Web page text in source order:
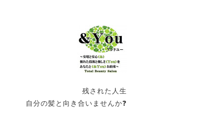
残された人生
自分の髪と向き合いませんか❓